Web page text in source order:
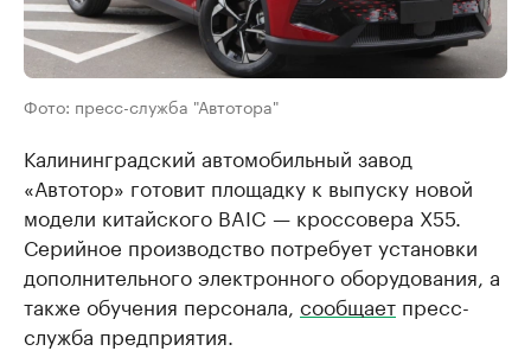
Фото: пресс-служба "Автотора"
Калининградский автомобильный завод
«Автотор» готовит площадку к выпуску новой
модели китайского BAIC — кроссовера X55.
Серийное производство потребует установки
дополнительного электронного оборудования, а
также обучения персонала, сообщает пресс-
служба предприятия.